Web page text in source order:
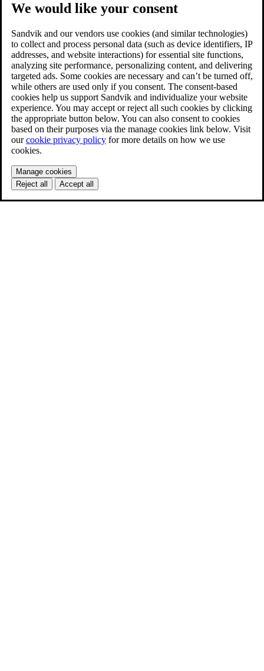
We would like your consent
Sandvik and our vendors use cookies (and similar technologies)
to collect and process personal data (such as device identifiers, IP
addresses, and website interactions) for essential site functions,
analyzing site performance, personalizing content, and delivering
targeted ads. Some cookies are necessary and can’t be turned off,
while others are used only if you consent. The consent-based
cookies help us support Sandvik and individualize your website
experience. You may accept or reject all such cookies by clicking
the appropriate button below. You can also consent to cookies
based on their purposes via the manage cookies link below. Visit
ourcookie privacy policy for more details on how we use
cookies.
Manage cookies
Reject all
Accept all